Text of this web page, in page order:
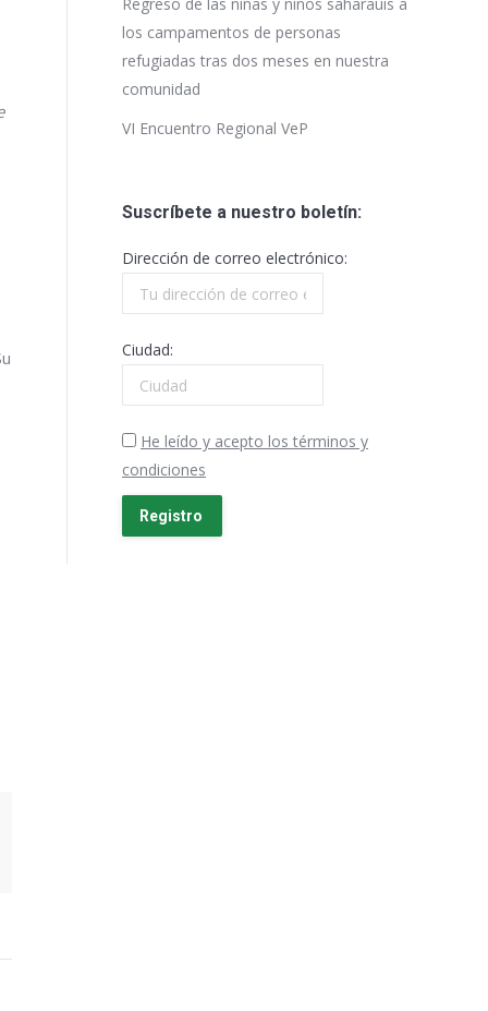
los campamentos de personas
refugiadas tras dos meses en nuestra
comunidad
VI Encuentro Regional VeP
Suscríbete a nuestro boletín:
Dirección de correo electrónico:
Ciudad:
He leído y acepto los términos y
condiciones